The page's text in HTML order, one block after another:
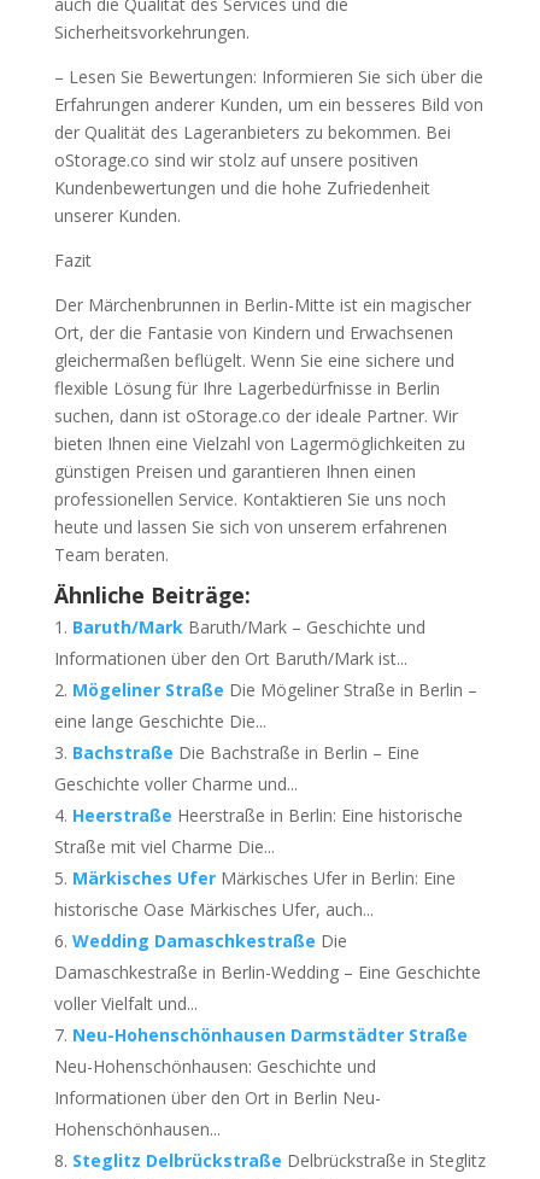
Sicherheitsvorkehrungen.
– Lesen Sie Bewertungen: Informieren Sie sich über die
Erfahrungen anderer Kunden, um ein besseres Bild von
der Qualität des Lageranbieters zu bekommen. Bei
oStorage.co sind wir stolz auf unsere positiven
Kundenbewertungen und die hohe Zufriedenheit
unserer Kunden.
Fazit
Der Märchenbrunnen in Berlin-Mitte ist ein magischer
Ort, der die Fantasie von Kindern und Erwachsenen
gleichermaßen beflügelt. Wenn Sie eine sichere und
flexible Lösung für Ihre Lagerbedürfnisse in Berlin
suchen, dann ist oStorage.co der ideale Partner. Wir
bieten Ihnen eine Vielzahl von Lagermöglichkeiten zu
günstigen Preisen und garantieren Ihnen einen
professionellen Service. Kontaktieren Sie uns noch
heute und lassen Sie sich von unserem erfahrenen
Team beraten.
Ähnliche Beiträge:
Baruth/Mark Baruth/Mark – Geschichte und
Informationen über den Ort Baruth/Mark ist...
Mögeliner Straße Die Mögeliner Straße in Berlin –
eine lange Geschichte Die...
Bachstraße Die Bachstraße in Berlin – Eine
Geschichte voller Charme und...
Heerstraße Heerstraße in Berlin: Eine historische
Straße mit viel Charme Die...
Märkisches Ufer Märkisches Ufer in Berlin: Eine
historische Oase Märkisches Ufer, auch...
Wedding Damaschkestraße Die
Damaschkestraße in Berlin-Wedding – Eine Geschichte
voller Vielfalt und...
Neu-Hohenschönhausen Darmstädter Straße
Neu-Hohenschönhausen: Geschichte und
Informationen über den Ort in Berlin Neu-
Hohenschönhausen...
Steglitz Delbrückstraße Delbrückstraße in Steglitz